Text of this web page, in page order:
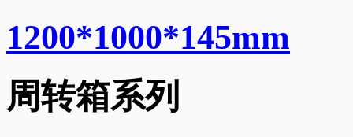
1200*1000*145mm
周转箱系列